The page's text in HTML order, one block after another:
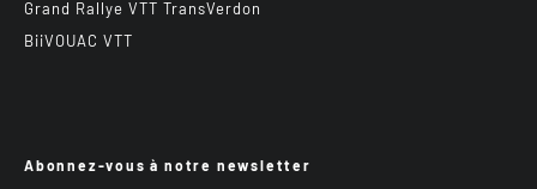
Grand Rallye VTT TransVerdon
BiiVOUAC VTT
Abonnez-vous à notre newsletter